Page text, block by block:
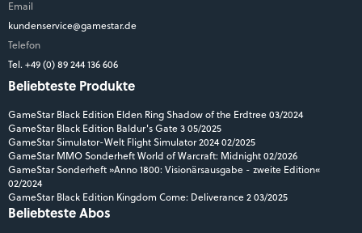
Email
kundenservice@gamestar.de
Telefon
Tel. +49 (0) 89 244 136 606
Beliebteste Produkte
GameStar Black Edition Elden Ring Shadow of the Erdtree 03/2024
GameStar Black Edition Baldur's Gate 3 05/2025
GameStar Simulator-Welt Flight Simulator 2024 02/2025
GameStar MMO Sonderheft World of Warcraft: Midnight 02/2026
GameStar Sonderheft »Anno 1800: Visionärsausgabe - zweite Edition«
02/2024
GameStar Black Edition Kingdom Come: Deliverance 2 03/2025
Beliebteste Abos